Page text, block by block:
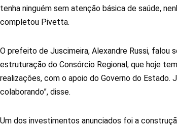
tenha ninguém sem atenção básica de saúde,
completou Pivetta.
O prefeito de Juscimeira, Alexandre Russi, falou
estruturação do Consórcio Regional, que hoje
realizações, com o apoio do Governo do Estado.
colaborando”, disse.
Um dos investimentos anunciados foi a